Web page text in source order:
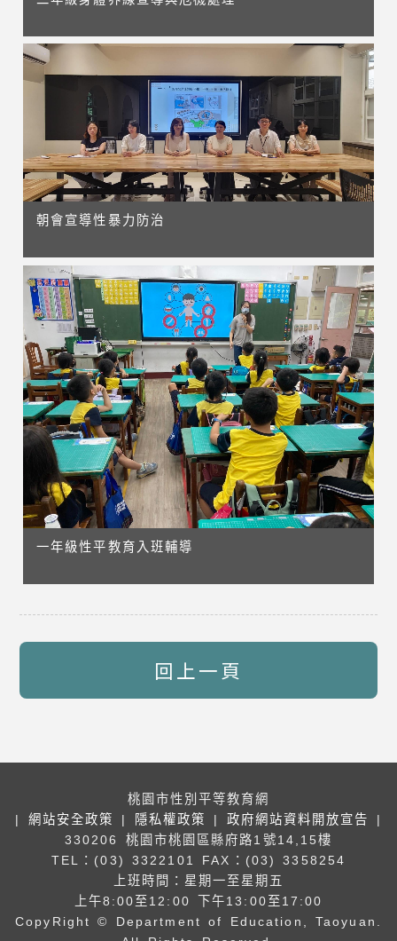
朝會宣導性暴力防治
一年級性平教育入班輔導
回上一頁
桃園市性別平等教育網
| 網站安全政策 | 隱私權政策 | 政府網站資料開放宣告
|
330206 桃園市桃園區縣府路1號14,15樓
TEL：(03) 3322101
FAX：(03) 3358254
上班時間：星期一至星期五
上午8:00至12:00 下午13:00至17:00
CopyRight © Department of Education, Taoyuan.